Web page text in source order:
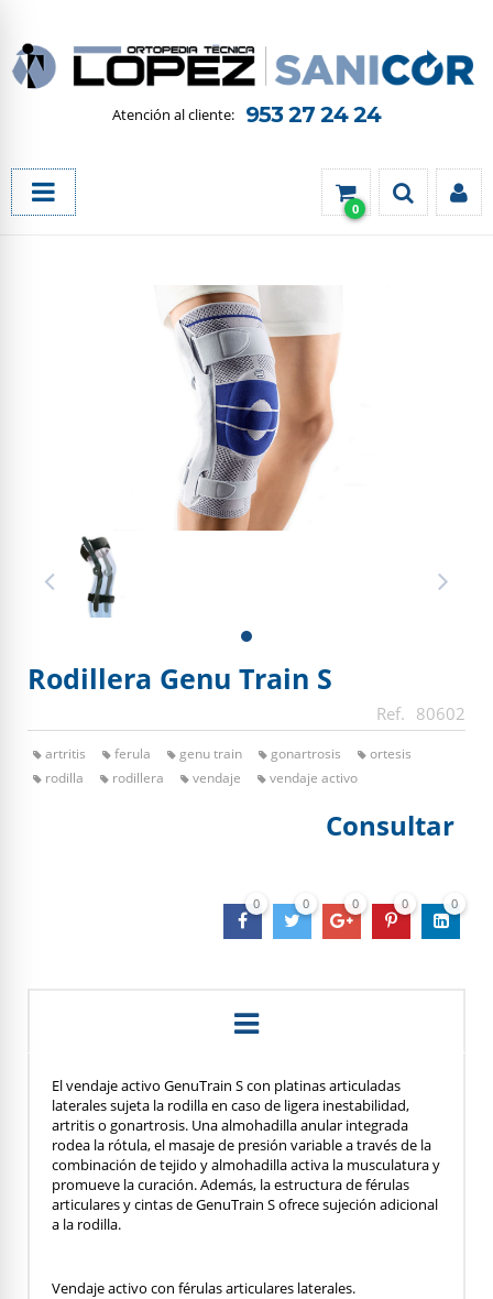
953 27 24 24
0
Rodillera Genu Train S
80602
artritis ferula genu train gonartrosis
ortesis
rodilla
rodillera vendaje vendaje activo
Consultar
0 0 0 0 0
El vendaje activo GenuTrain S con platinas articuladas
laterales sujeta la rodilla en caso de ligera inestabilidad,
artritis o gonartrosis. Una almohadilla anular integrada
rodea la rótula, el masaje de presión variable a través de la
combinación de tejido y almohadilla activa la musculatura y
promueve la curación. Además, la estructura de férulas
articulares y cintas de GenuTrain S ofrece sujeción adicional
a la rodilla.
Vendaje activo con férulas articulares laterales.